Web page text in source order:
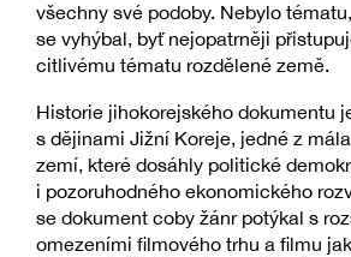
všechny své podoby. Nebylo
se vyhýbal, byť nejopatrněji
citlivému tématu rozdělené země.
Historie jihokorejského dokumentu
s dějinami Jižní Koreje, jedné z
zemí, které dosáhly politické
i pozoruhodného ekonomického
se dokument coby žánr potýkal s
omezeními filmového trhu a filmu